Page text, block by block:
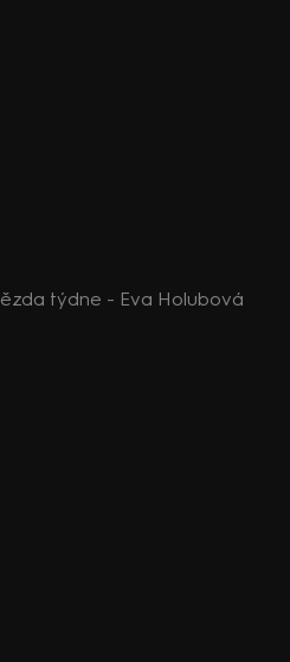
týdne - Eva Holubová